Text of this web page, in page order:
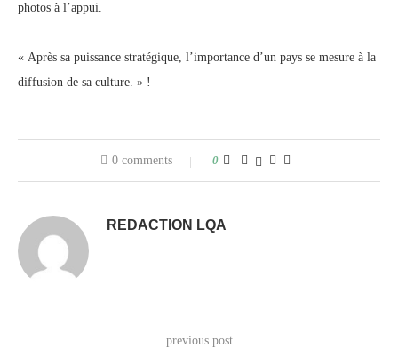
photos à l’appui.
« Après sa puissance stratégique, l’importance d’un pays se mesure à la
diffusion de sa culture. » !
0 comments 0
REDACTION LQA
previous post